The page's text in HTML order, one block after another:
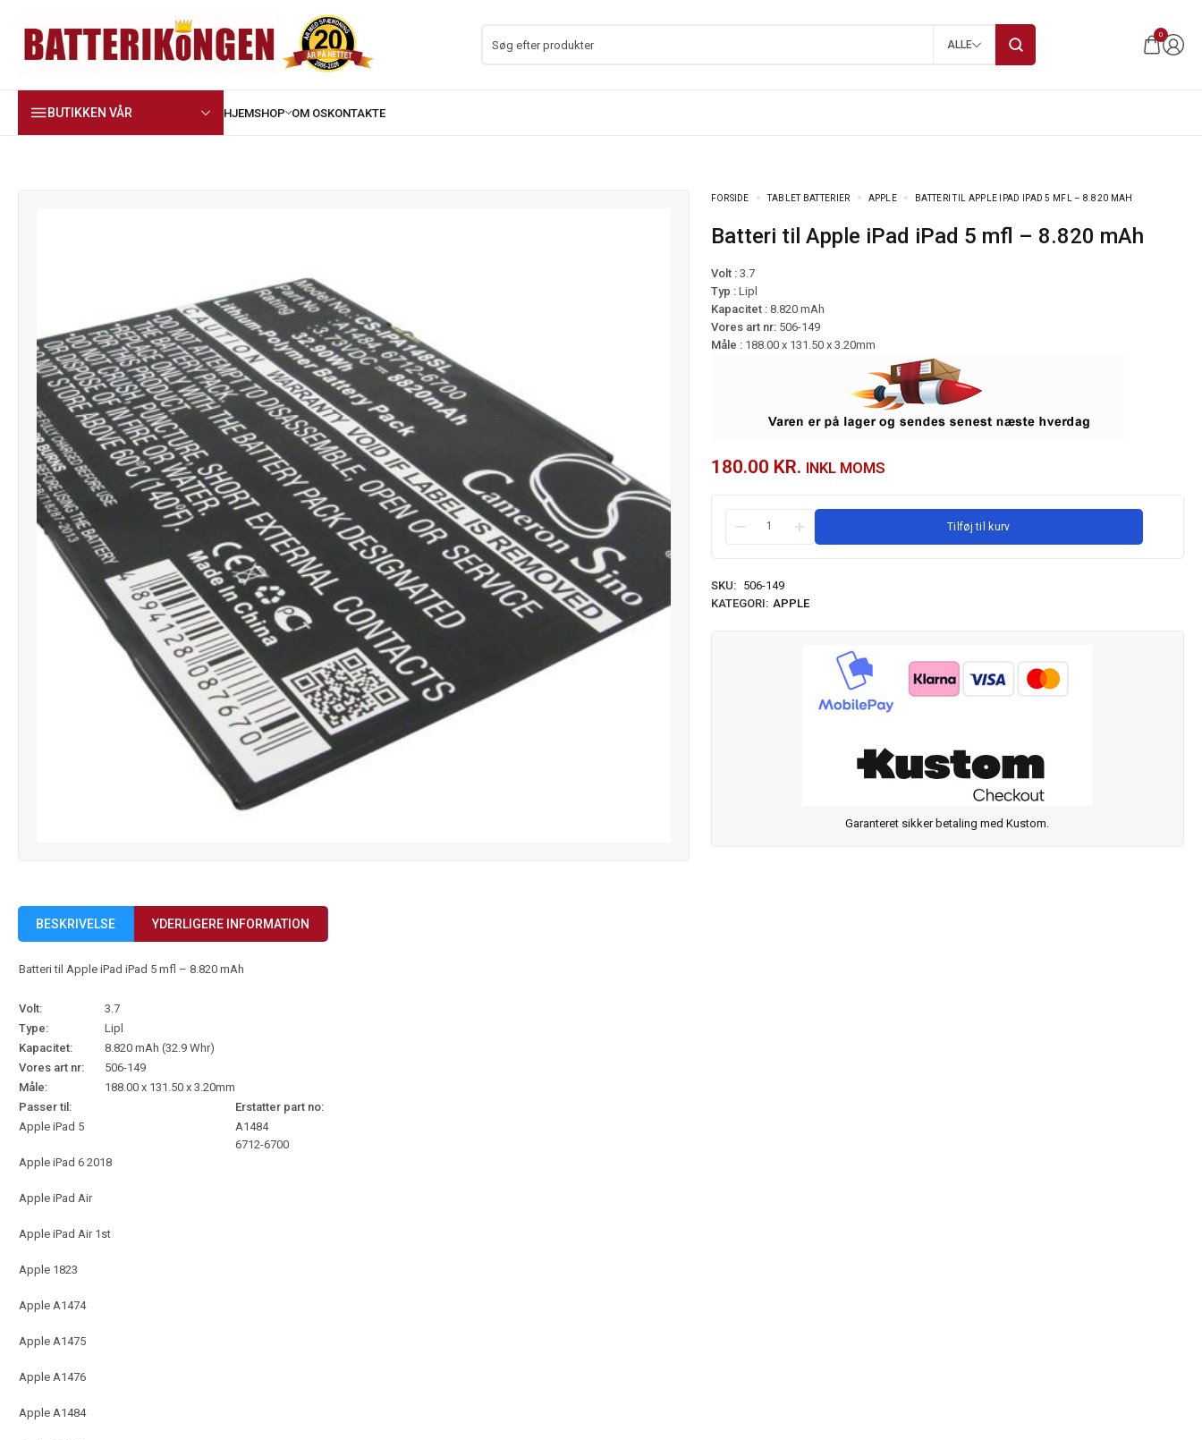
ALLE
0
BUTIKKEN VÅR
FORSIDE TABLET BATTERIER APPLE BATTERI TIL APPLE IPAD IPAD 5 MFL – 8.820 MAH
Batteri til Apple iPad iPad 5 mfl – 8.820 mAh
Volt :3.7
Typ : Lipl
Kapacitet : 8.820 mAh
Vores art nr: 506-149
Måle : 188.00 x 131.50 x 3.20mm
180.00 KR. INKL MOMS
Tilføj til kurv
SKU:
506-149
KATEGORI: APPLE
Garanteret sikker betaling med Kustom.
BESKRIVELSE YDERLIGERE INFORMATION
Batteri til Apple iPad iPad 5 mfl – 8.820 mAh
Volt:
3.7
Type:
Lipl
Kapacitet:
8.820 mAh (32.9 Whr)
Vores art nr:
506-149
Måle:
188.00 x 131.50 x 3.20mm
Passer til:
Erstatter part no:
Apple iPad 5
Apple iPad 6 2018
Apple iPad Air
Apple iPad Air 1st
Apple 1823
Apple A1474
Apple A1475
Apple A1476
Apple A1484
A1484
6712-6700